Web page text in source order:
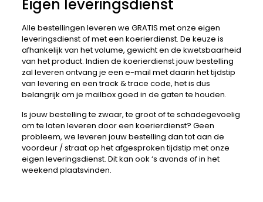
Eigen leveringsdienst
Alle bestellingen leveren we GRATIS met onze eigen
leveringsdienst of met een koerierdienst. De keuze is
afhankelijk van het volume, gewicht en de kwetsbaarheid
van het product. Indien de koerierdienst jouw bestelling
zal leveren ontvang je een e-mail met daarin het tijdstip
van levering en een track & trace code, het is dus
belangrijk om je mailbox goed in de gaten te houden.
Is jouw bestelling te zwaar, te groot of te schadegevoelig
om te laten leveren door een koerierdienst? Geen
probleem, we leveren jouw bestelling dan tot aan de
voordeur / straat op het afgesproken tijdstip met onze
eigen leveringsdienst. Dit kan ook ‘s avonds of in het
weekend plaatsvinden.